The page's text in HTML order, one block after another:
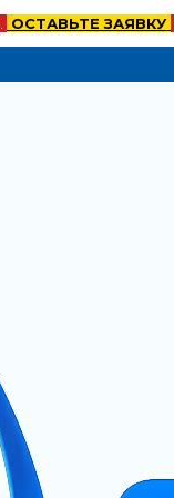
ОСТАВЬТЕ ЗАЯВКУ